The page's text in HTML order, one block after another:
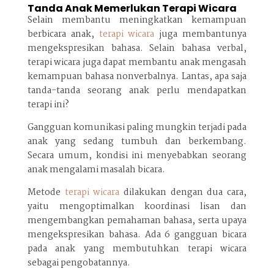
Tanda Anak Memerlukan Terapi Wicara
Selain membantu meningkatkan kemampuan
berbicara anak, terapi wicara juga membantunya
mengekspresikan bahasa. Selain bahasa verbal,
terapi wicara juga dapat membantu anak mengasah
kemampuan bahasa nonverbalnya. Lantas, apa saja
tanda-tanda seorang anak perlu mendapatkan
terapi ini?
Gangguan komunikasi paling mungkin terjadi pada
anak yang sedang tumbuh dan berkembang.
Secara umum, kondisi ini menyebabkan seorang
anak mengalami masalah bicara.
Metode terapi wicara dilakukan dengan dua cara,
yaitu mengoptimalkan koordinasi lisan dan
mengembangkan pemahaman bahasa, serta upaya
mengekspresikan bahasa. Ada 6 gangguan bicara
pada anak yang membutuhkan terapi wicara
sebagai pengobatannya.